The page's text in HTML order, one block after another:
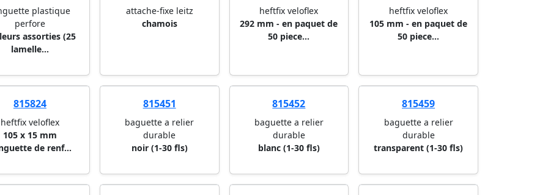
plastique
perfore
assorties (25
lamelle...
attache-fixe leitz
chamois
heftfix veloflex
292 mm - en paquet de
50 piece...
heftfix veloflex
105 mm - en paquet de
50 piece...
815824
heftfix veloflex
105 x 15 mm
de renf...
815451
baguette a relier
durable
noir (1-30 fls)
815452
baguette a relier
durable
blanc (1-30 fls)
815459
baguette a relier
durable
transparent (1-30 fls)